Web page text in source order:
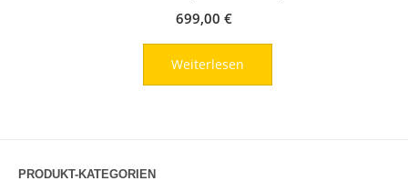
699,00 €
Weiterlesen
PRODUKT-KATEGORIEN